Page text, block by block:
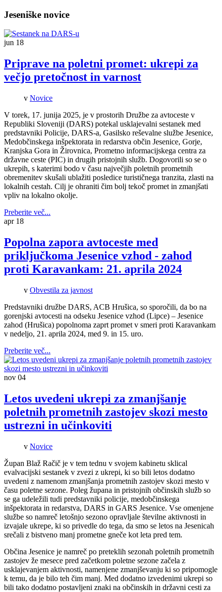
Jeseniške novice
jun 18
Priprave na poletni promet: ukrepi za
večjo pretočnost in varnost
v Novice
V torek, 17. junija 2025, je v prostorih Družbe za avtoceste v
Republiki Sloveniji (DARS) potekal usklajevalni sestanek med
predstavniki Policije, DARS-a, Gasilsko reševalne službe Jesenice,
Medobčinskega inšpektorata in redarstva občin Jesenice, Gorje,
Kranjska Gora in Žirovnica, Prometno informacijskega centra za
državne ceste (PIC) in drugih pristojnih služb. Dogovorili so se o
ukrepih, s katerimi bodo v času največjih poletnih prometnih
obremenitev skušali ublažiti posledice turističnega tranzita, zlasti na
lokalnih cestah. Cilj je ohraniti čim bolj tekoč promet in zmanjšati
vpliv na lokalno okolje.
Preberite več...
apr 18
Popolna zapora avtoceste med
priključkoma Jesenice vzhod - zahod
proti Karavankam: 21. aprila 2024
v Obvestila za javnost
Predstavniki družbe DARS, ACB Hrušica, so sporočili, da bo na
gorenjski avtocesti na odseku Jesenice vzhod (Lipce) – Jesenice
zahod (Hrušica) popolnoma zaprt promet v smeri proti Karavankam
v nedeljo, 21. aprila 2024, med 9. in 15. uro.
Preberite več...
nov 04
Letos uvedeni ukrepi za zmanjšanje
poletnih prometnih zastojev skozi mesto
ustrezni in učinkoviti
v Novice
Župan Blaž Račič je v tem tednu v svojem kabinetu sklical
evalvacijski sestanek v zvezi z ukrepi, ki so bili letos dodatno
uvedeni z namenom zmanjšanja prometnih zastojev skozi mesto v
času poletne sezone. Poleg župana in pristojnih občinskih služb so
se ga udeležili tudi predstavniki policije, medobčinskega
inšpektorata in redarstva, DARS in GARS Jesenice. Vse omenjene
službe so namreč letošnjo sezono opravljale številne aktivnosti in
izvajale ukrepe, ki so privedle do tega, da smo se letos na Jesenicah
srečali z bistveno manj prometne gneče kot leta pred tem.
Občina Jesenice je namreč po preteklih sezonah poletnih prometnih
zastojev že mesece pred začetkom poletne sezone začela z
usklajevanjem aktivnosti, namenjene zmanjševanju ki so pripomogle
k temu, da je bilo teh čim manj. Med dodatno izvedenimi ukrepi so
bili tako dodatno postavljeni znaki na občinskih in državni cesti za